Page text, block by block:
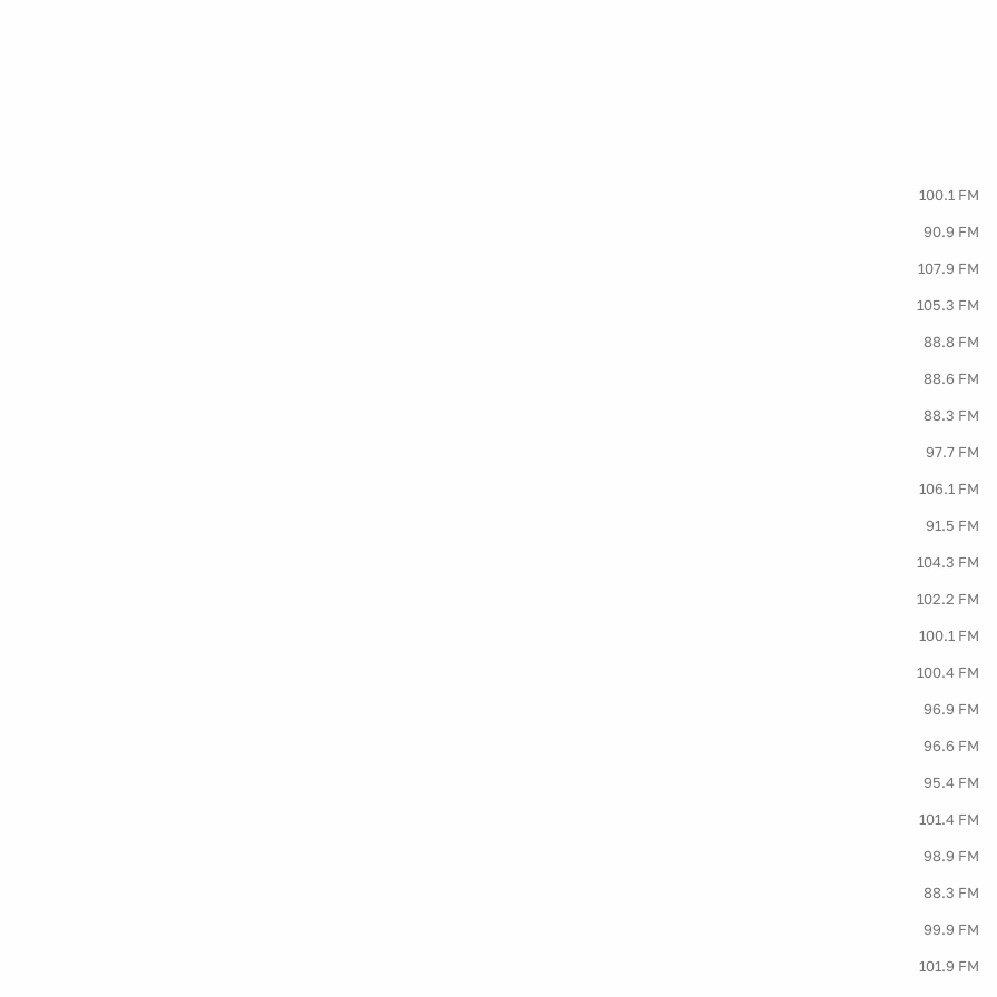
100.1 FM
90.9 FM
107.9 FM
105.3 FM
88.8 FM
88.6 FM
88.3 FM
97.7 FM
106.1 FM
91.5 FM
104.3 FM
102.2 FM
100.1 FM
100.4 FM
96.9 FM
96.6 FM
95.4 FM
101.4 FM
98.9 FM
88.3 FM
99.9 FM
101.9 FM